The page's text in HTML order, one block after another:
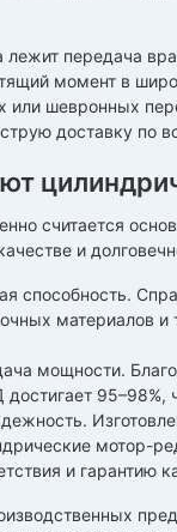
лежит передача
момент в
или шевронных
доставку по
считается
и
способность.
материалов
мощности.
95–98%,
мотор-
и гарантию